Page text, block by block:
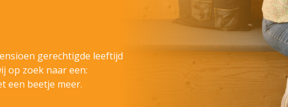
gerechtigde leeftijd
op zoek naar een:
een beetje meer.